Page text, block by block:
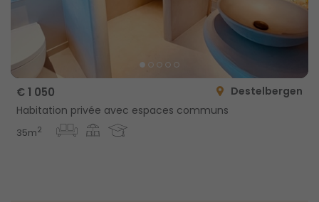
€ 1 050
Destelbergen
Habitation privée avec espaces communs
35m2